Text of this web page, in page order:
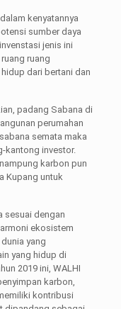
kenyatannya
sumber daya
jenis ini
ruang
dari bertani dan
padang Sabana di
perumahan
semata maka
kantong investor.
karbon pun
Kupang untuk
sesuai dengan
ekosistem
yang
yang hidup di
2019 ini, WALHI
karbon,
kontribusi